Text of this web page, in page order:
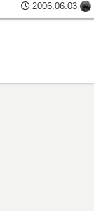
2006.06.03